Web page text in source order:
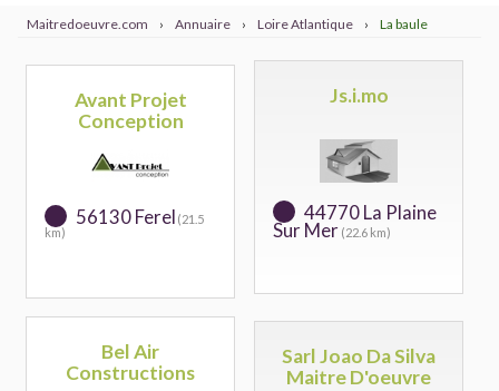
Maitredoeuvre.com › Annuaire › Loire Atlantique › La baule
Avant Projet
Conception
56130 Ferel (21.5
km)
Js.i.mo
44770 La Plaine
Sur Mer (22.6 km)
Bel Air
Constructions
Sarl Joao Da Silva
Maitre D'oeuvre